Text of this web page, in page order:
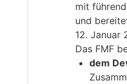
mit
und
12. Januar
Das FMF
dem